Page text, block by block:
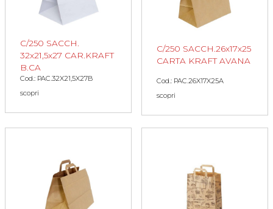
C/250 SACCH.
32x21,5x27 CAR.KRAFT
B.CA
Cod.: PAC.32X21,5X27B
scopri
C/250 SACCH.26x17x25
CARTA KRAFT AVANA
Cod.: PAC.26X17X25A
scopri